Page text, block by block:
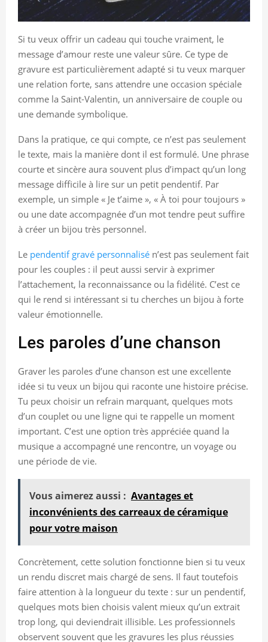
Si tu veux offrir un cadeau qui touche vraiment, le
message d’amour reste une valeur sûre. Ce type de
gravure est particulièrement adapté si tu veux marquer
une relation forte, sans attendre une occasion spéciale
comme la Saint-Valentin, un anniversaire de couple ou
une demande symbolique.
Dans la pratique, ce qui compte, ce n’est pas seulement
le texte, mais la manière dont il est formulé. Une phrase
courte et sincère aura souvent plus d’impact qu’un long
message difficile à lire sur un petit pendentif. Par
exemple, un simple « Je t’aime », « À toi pour toujours »
ou une date accompagnée d’un mot tendre peut suffire
à créer un bijou très personnel.
Le pendentif gravé personnalisé n’est pas seulement fait
pour les couples : il peut aussi servir à exprimer
l’attachement, la reconnaissance ou la fidélité. C’est ce
qui le rend si intéressant si tu cherches un bijou à forte
valeur émotionnelle.
Les paroles d’une chanson
Graver les paroles d’une chanson est une excellente
idée si tu veux un bijou qui raconte une histoire précise.
Tu peux choisir un refrain marquant, quelques mots
d’un couplet ou une ligne qui te rappelle un moment
important. C’est une option très appréciée quand la
musique a accompagné une rencontre, un voyage ou
une période de vie.
Vous aimerez aussi : Avantages et
inconvénients des carreaux de céramique
pour votre maison
Concrètement, cette solution fonctionne bien si tu veux
un rendu discret mais chargé de sens. Il faut toutefois
faire attention à la longueur du texte : sur un pendentif,
quelques mots bien choisis valent mieux qu’un extrait
trop long, qui deviendrait illisible. Les professionnels
observent souvent que les gravures les plus réussies